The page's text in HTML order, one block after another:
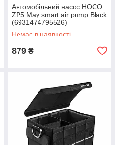
Автомобільний насос HOCO
ZP5 May smart air pump Black
(6931474795526)
Немає в наявності
879 ₴